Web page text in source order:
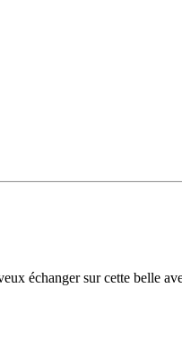
échanger sur cette belle